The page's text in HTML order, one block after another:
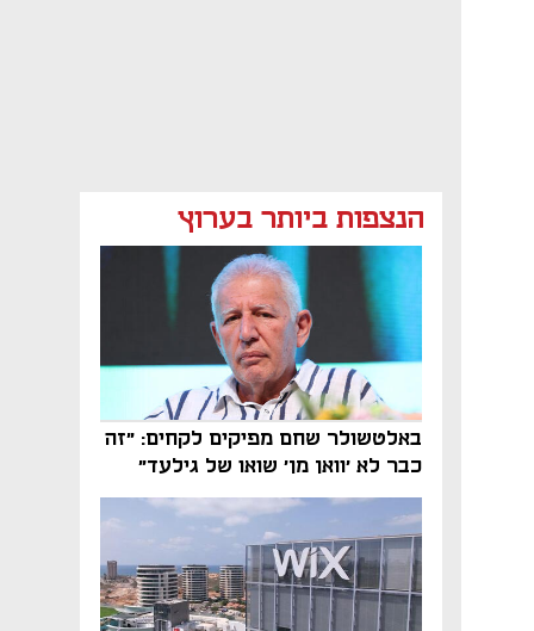
הנצפות ביותר בערוץ
באלטשולר שחם מפיקים לקחים: "זה
כבר לא 'וואן מן' שואו של גילעד"